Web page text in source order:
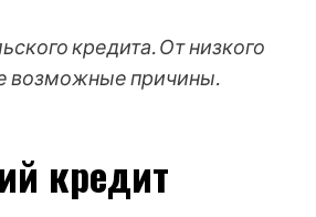
кредита. От низкого
возможные причины.
кредит